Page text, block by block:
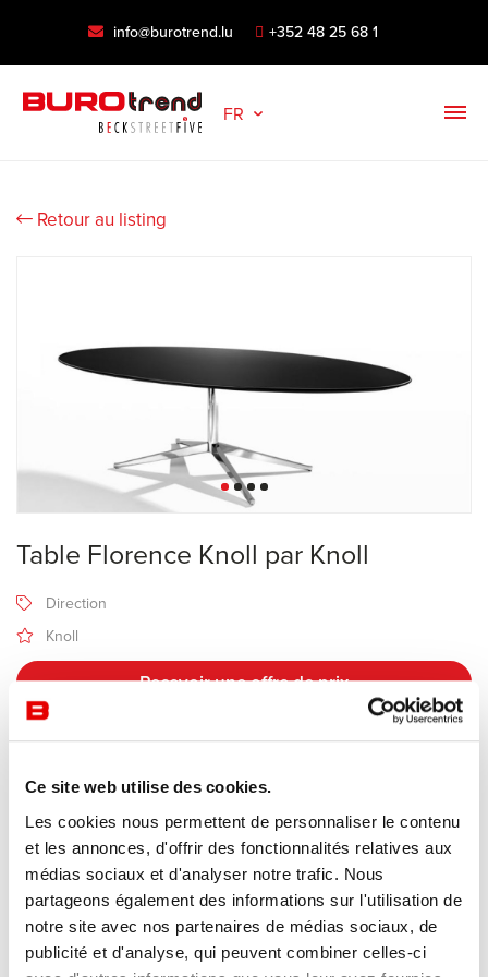
Ce site web utilise des cookies.
Les cookies nous permettent de personnaliser le contenu
et les annonces, d'offrir des fonctionnalités relatives aux
médias sociaux et d'analyser notre trafic. Nous
partageons également des informations sur l'utilisation de
notre site avec nos partenaires de médias sociaux, de
publicité et d'analyse, qui peuvent combiner celles-ci
info@burotrend.lu +352 48 25 68 1
FR
Retour au listing
Table Florence Knoll par Knoll
Direction
Knoll
Recevoir une offre de prix
Description
Fabricant Knoll
Design Florence Knoll
La table Florence Knoll est pensée à l'origine pour faciliter la
communication et la collaboration en entreprise sans gêne pour les